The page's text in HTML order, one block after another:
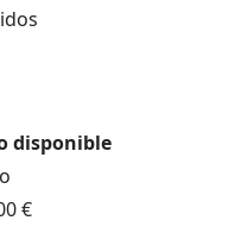
disponible
€